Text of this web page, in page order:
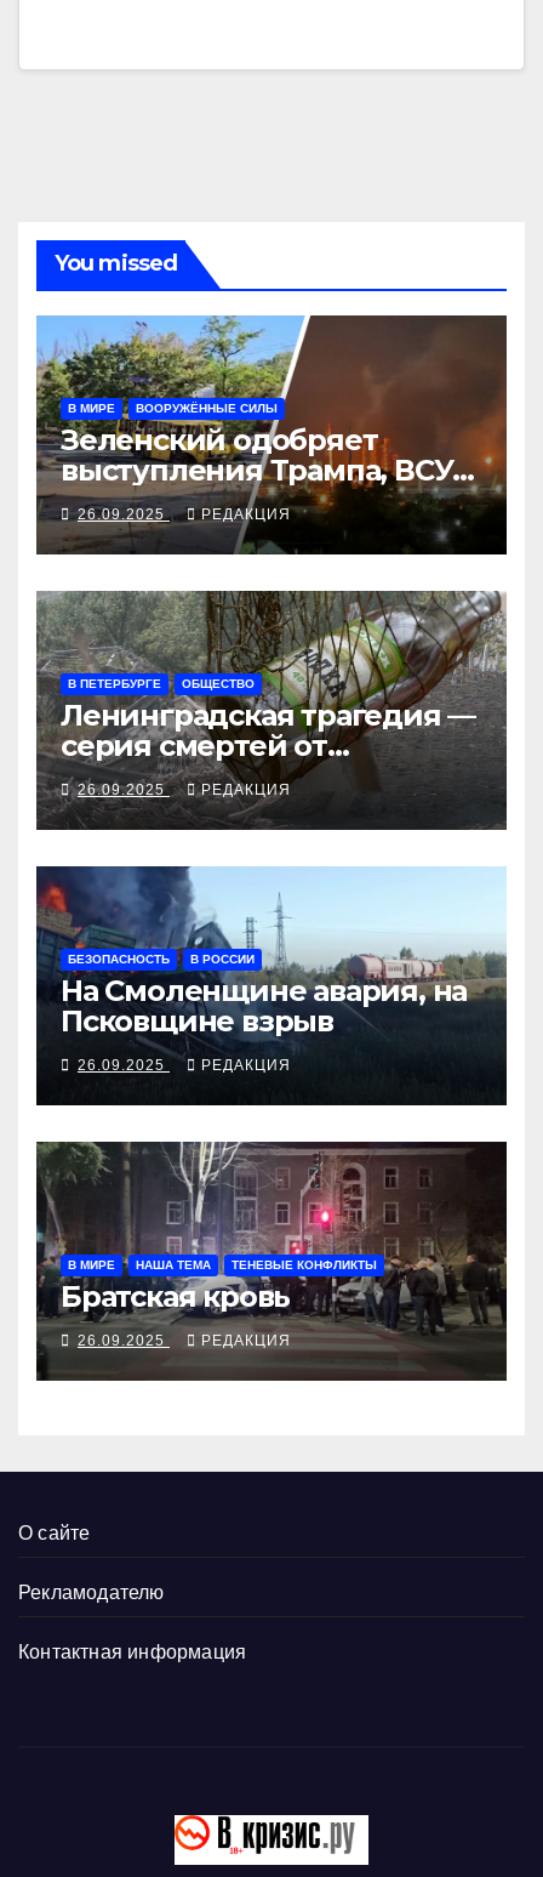
You missed
В МИРЕ ВООРУЖЁННЫЕ СИЛЫ
Зеленский одобряет
выступления Трампа, ВСУ
закрыли Добропольский
рубеж
26.09.2025 РЕДАКЦИЯ
В ПЕТЕРБУРГЕ ОБЩЕСТВО
Ленинградская трагедия —
серия смертей от
алкосуррогата
26.09.2025 РЕДАКЦИЯ
БЕЗОПАСНОСТЬ В РОССИИ
На Смоленщине авария, на
Псковщине взрыв
26.09.2025 РЕДАКЦИЯ
В МИРЕ НАША ТЕМА ТЕНЕВЫЕ КОНФЛИКТЫ
Братская кровь
26.09.2025 РЕДАКЦИЯ
О сайте
Рекламодателю
Контактная информация